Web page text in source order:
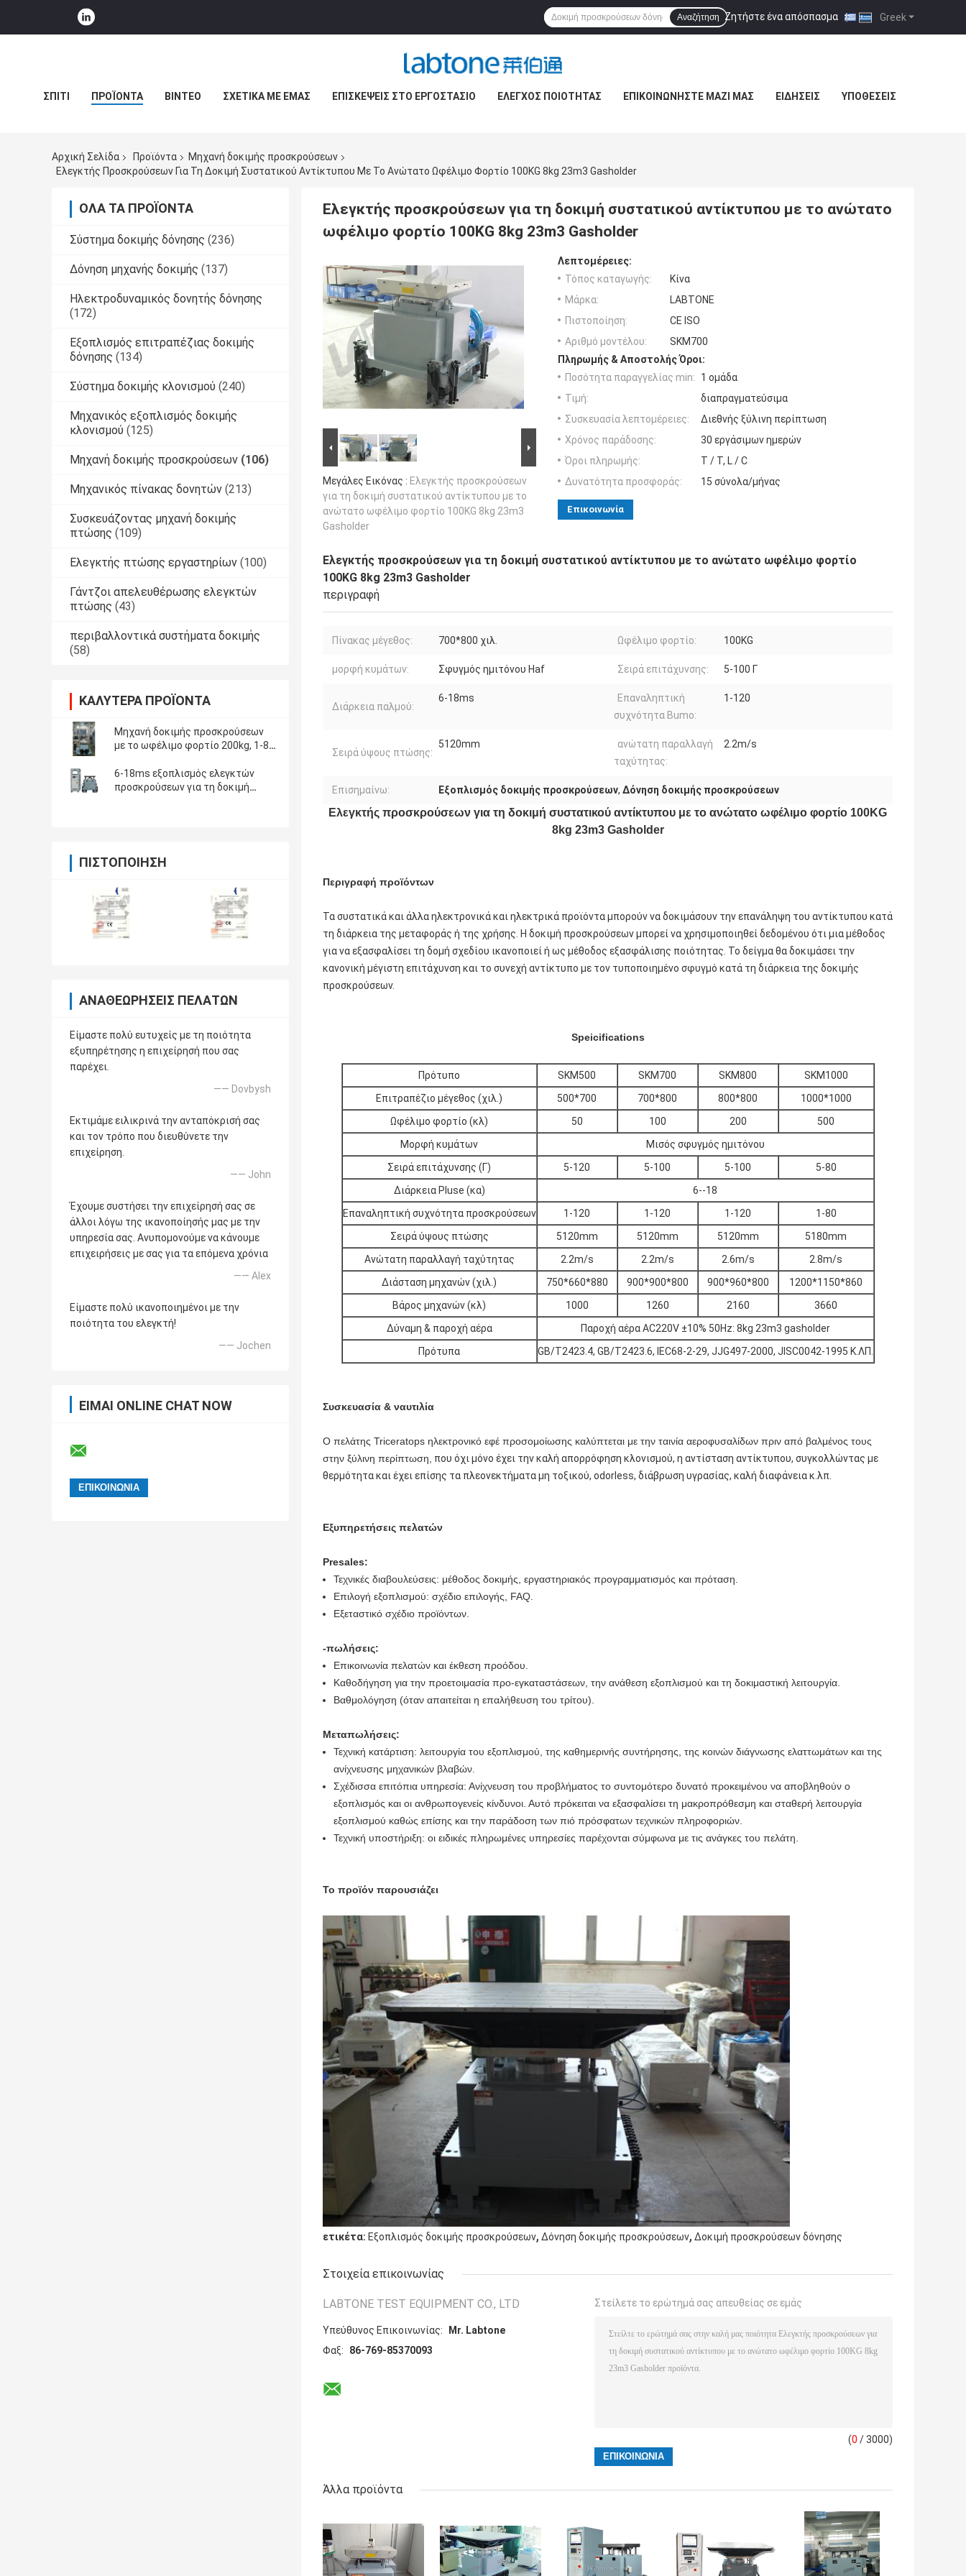
Greek
Ζητήστε ένα απόσπασμα |
Αναζήτηση
ΣΠΊΤΙ ΠΡΟΪΌΝΤΑ ΒΊΝΤΕΟ ΣΧΕΤΙΚΆ ΜΕ ΕΜΆΣ ΕΠΙΣΚΈΨΕΙΣ ΣΤΟ ΕΡΓΟΣΤΆΣΙΟ ΈΛΕΓΧΟΣ ΠΟΙΌΤΗΤΑΣ ΕΠΙΚΟΙΝΩΝΉΣΤΕ ΜΑΖΊ ΜΑΣ ΕΙΔΉΣΕΙΣ ΥΠΟΘΈΣΕΙΣ
Αρχική Σελίδα Προϊόντα
Μηχανή δοκιμής προσκρούσεων
Ελεγκτής Προσκρούσεων Για Τη Δοκιμή Συστατικού Αντίκτυπου Με Το Ανώτατο Ωφέλιμο Φορτίο 100KG 8kg 23m3 Gasholder
ΌΛΑ ΤΑ ΠΡΟΪΌΝΤΑ
Σύστημα δοκιμής δόνησης (236)
Δόνηση μηχανής δοκιμής (137)
Ηλεκτροδυναμικός δονητής δόνησης
(172)
Εξοπλισμός επιτραπέζιας δοκιμής
δόνησης (134)
Σύστημα δοκιμής κλονισμού (240)
Μηχανικός εξοπλισμός δοκιμής
κλονισμού (125)
Μηχανή δοκιμής προσκρούσεων (106)
Μηχανικός πίνακας δονητών (213)
Συσκευάζοντας μηχανή δοκιμής
πτώσης (109)
Ελεγκτής πτώσης εργαστηρίων (100)
Γάντζοι απελευθέρωσης ελεγκτών
πτώσης (43)
περιβαλλοντικά συστήματα δοκιμής
(58)
ΚΑΛΎΤΕΡΑ ΠΡΟΪΌΝΤΑ
Μηχανή δοκιμής προσκρούσεων
με το ωφέλιμο φορτίο 200kg, 1-80
450 χιλ.
6-18ms εξοπλισμός ελεγκτών
προσκρούσεων για τη δοκιμή
ΠΙΣΤΟΠΟΊΗΣΗ
ΑΝΑΘΕΩΡΉΣΕΙΣ ΠΕΛΑΤΏΝ
Είμαστε πολύ ευτυχείς με τη ποιότητα
εξυπηρέτησης η επιχείρησή που σας
παρέχει.
—— Dovbysh
Εκτιμάμε ειλικρινά την ανταπόκρισή σας
και τον τρόπο που διευθύνετε την
επιχείρηση.
—— John
Έχουμε συστήσει την επιχείρησή σας σε
άλλοι λόγω της ικανοποίησής μας με την
υπηρεσία σας. Ανυπομονούμε να κάνουμε
επιχειρήσεις με σας για τα επόμενα χρόνια
—— Alex
Είμαστε πολύ ικανοποιημένοι με την
ποιότητα του ελεγκτή!
—— Jochen
ΕΊΜΑΙ ONLINE CHAT NOW
Ελεγκτής προσκρούσεων για τη δοκιμή συστατικού αντίκτυπου με το ανώτατο
ωφέλιμο φορτίο 100KG 8kg 23m3 Gasholder
Μεγάλες Εικόνας : Ελεγκτής προσκρούσεων
για τη δοκιμή συστατικού αντίκτυπου με το
ανώτατο ωφέλιμο φορτίο 100KG 8kg 23m3
Gasholder
Λεπτομέρειες:
Τόπος καταγωγής:
Κίνα
Μάρκα:
LABTONE
Πιστοποίηση:
CE ISO
Αριθμό μοντέλου:
SKM700
Πληρωμής & Αποστολής Όροι:
Ποσότητα παραγγελίας min:
1 ομάδα
Τιμή:
διαπραγματεύσιμα
Συσκευασία λεπτομέρειες:
Διεθνής ξύλινη περίπτωση
Χρόνος παράδοσης:
30 εργάσιμων ημερών
Όροι πληρωμής:
T / T, L / C
Δυνατότητα προσφοράς:
15 σύνολα/μήνας
Επικοινωνία
Ελεγκτής προσκρούσεων για τη δοκιμή συστατικού αντίκτυπου με το ανώτατο ωφέλιμο φορτίο
100KG 8kg 23m3 Gasholder
περιγραφή
Πίνακας μέγεθος: 700*800 χιλ. Ωφέλιμο φορτίο: 100KG
μορφή κυμάτων: Σφυγμός ημιτόνου Haf Σειρά επιτάχυνσης: 5-100 Γ
Διάρκεια παλμού:
6-18ms
Επαναληπτική
συχνότητα Bumo:
1-120
Σειρά ύψους πτώσης:
5120mm
ανώτατη παραλλαγή
ταχύτητας:
2.2m/s
Επισημαίνω: Εξοπλισμός δοκιμής προσκρούσεων, Δόνηση δοκιμής προσκρούσεων
Ελεγκτής προσκρούσεων για τη δοκιμή συστατικού αντίκτυπου με το ανώτατο ωφέλιμο φορτίο 100KG
8kg 23m3 Gasholder
Περιγραφή προϊόντων
Τα συστατικά και άλλα ηλεκτρονικά και ηλεκτρικά προϊόντα μπορούν να δοκιμάσουν την επανάληψη του αντίκτυπου κατά
τη διάρκεια της μεταφοράς ή της χρήσης. Η δοκιμή προσκρούσεων μπορεί να χρησιμοποιηθεί δεδομένου ότι μια μέθοδος
για να εξασφαλίσει τη δομή σχεδίου ικανοποιεί ή ως μέθοδος εξασφάλισης ποιότητας. Το δείγμα θα δοκιμάσει την
κανονική μέγιστη επιτάχυνση και το συνεχή αντίκτυπο με τον τυποποιημένο σφυγμό κατά τη διάρκεια της δοκιμής
προσκρούσεων.
Speicifications
Πρότυπο SKM500 SKM700 SKM800
SKM1000
Επιτραπέζιο μέγεθος (χιλ.)
500*700 700*800 800*800
1000*1000
Ωφέλιμο φορτίο (κλ)
50 100 200
500
Μορφή κυμάτων
Μισός σφυγμός ημιτόνου
Σειρά επιτάχυνσης (Γ)
5-120 5-100 5-100
5-80
Διάρκεια Pluse (κα)
6--18
Επαναληπτική συχνότητα προσκρούσεων
1-120 1-120 1-120
1-80
Σειρά ύψους πτώσης
5120mm 5120mm 5120mm
5180mm
Ανώτατη παραλλαγή ταχύτητας
2.2m/s 2.2m/s 2.6m/s
2.8m/s
Διάσταση μηχανών (χιλ.)
750*660*880 900*900*800 900*960*800
1200*1150*860
Βάρος μηχανών (κλ)
1000 1260 2160
3660
Δύναμη & παροχή αέρα
Παροχή αέρα AC220V ±10% 50Hz: 8kg 23m3 gasholder
Πρότυπα
GB/T2423.4, GB/T2423.6, IEC68-2-29, JJG497-2000, JISC0042-1995 Κ.ΛΠ.
Συσκευασία & ναυτιλία
Ο πελάτης Triceratops ηλεκτρονικό εφέ προσομοίωσης καλύπτεται με την ταινία αεροφυσαλίδων πριν από βαλμένος τους
στην ξύλινη περίπτωση, που όχι μόνο έχει την καλή απορρόφηση κλονισμού, η αντίσταση αντίκτυπου, συγκολλώντας με
θερμότητα και έχει επίσης τα πλεονεκτήματα μη τοξικού, odorless, διάβρωση υγρασίας, καλή διαφάνεια κ.λπ.
Εξυπηρετήσεις πελατών
Presales:
Τεχνικές διαβουλεύσεις: μέθοδος δοκιμής, εργαστηριακός προγραμματισμός και πρόταση.
Επιλογή εξοπλισμού: σχέδιο επιλογής, FAQ.
Εξεταστικό σχέδιο προϊόντων.
-πωλήσεις:
Επικοινωνία πελατών και έκθεση προόδου.
Καθοδήγηση για την προετοιμασία προ-εγκαταστάσεων, την ανάθεση εξοπλισμού και τη δοκιμαστική λειτουργία.
Βαθμολόγηση (όταν απαιτείται η επαλήθευση του τρίτου).
Μεταπωλήσεις:
Τεχνική κατάρτιση: λειτουργία του εξοπλισμού, της καθημερινής συντήρησης, της κοινών διάγνωσης ελαττωμάτων και της
ανίχνευσης μηχανικών βλαβών.
Σχέδισσα επιτόπια υπηρεσία: Ανίχνευση του προβλήματος το συντομότερο δυνατό προκειμένου να αποβληθούν ο
εξοπλισμός και οι ανθρωπογενείς κίνδυνοι. Αυτό πρόκειται να εξασφαλίσει τη μακροπρόθεσμη και σταθερή λειτουργία
εξοπλισμού καθώς επίσης και την παράδοση των πιό πρόσφατων τεχνικών πληροφοριών.
Τεχνική υποστήριξη: οι ειδικές πληρωμένες υπηρεσίες παρέχονται σύμφωνα με τις ανάγκες του πελάτη.
Το προϊόν παρουσιάζει
ετικέτα: Εξοπλισμός δοκιμής προσκρούσεων, Δόνηση δοκιμής προσκρούσεων, Δοκιμή προσκρούσεων δόνησης
Στοιχεία επικοινωνίας
LABTONE TEST EQUIPMENT CO., LTD
Υπεύθυνος Επικοινωνίας:
Mr. Labtone
Φαξ:
86-769-85370093
Στείλετε το ερώτημά σας απευθείας σε εμάς
(0 / 3000)
Άλλα προϊόντα